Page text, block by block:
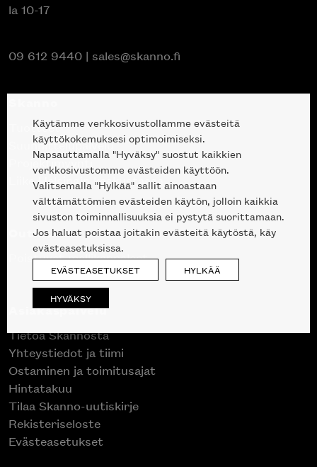
la 10-17
09 612 9440 | sales@skanno.fi
Tuotteet
Suunnittelupalvelu
Projektimyynti
Liike Helsingin keskustassa
Outlet
Poistuvat mallikappaleet
Asiakaspalvelu
Tietoa Skannosta
Yhteystiedot ja tiimi
Ostaminen ja toimitusajat
Hintatakuu
Tilaa Skanno-uutiskirje
Rekisteriseloste
Evästeasetukset
Käytämme verkkosivustollamme evästeitä
käyttökokemuksesi optimoimiseksi.
Napsauttamalla "Hyväksy" suostut kaikkien
verkkosivustomme evästeiden käyttöön.
Valitsemalla "Hylkää" sallit ainoastaan
välttämättömien evästeiden käytön, jolloin kaikkia
sivuston toiminnallisuuksia ei pystytä suorittamaan.
Jos haluat poistaa joitakin evästeitä käytöstä, käy
evästeasetuksissa.
EVÄSTEASETUKSET HYLKÄÄ
HYVÄKSY